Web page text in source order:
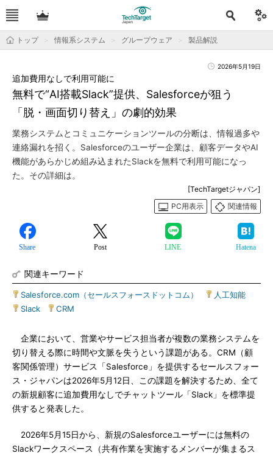
トップ 情報系システム グループウェア 製品解説
2026年5月19日
無料で“AI搭載Slack”提供、Salesforceが狙う
「脱・画面切り替え」の劇的効果
追加費用なしで利用可能に
業務システムとコミュニケーションツールの分断は、情報過多や
連絡漏れを招く。Salesforceのユーザー企業は、顧客データやAI
機能があらかじめ組み込まれたSlackを無料で利用可能になっ
た。その詳細は。
[TechTargetジャパン]
PC用表示
関連情報
Share Post LINE Hatena
関連キーワード
Salesforce.com（セールスフォースドットコム） 人工知能
Slack
CRM
企業において、営業やサービス担当者が複数の業務システムを
切り替える際に時間や文脈を失うという課題がある。CRM（顧
客関係管理）サービス「Salesforce」を提供するセールスフォー
ス・ジャパンは2026年5月12日、この課題を解決するため、全て
の新規顧客に追加費用なしでチャットツール「Slack」を標準提
供すると発表した。
2026年5月15日から、新規のSalesforceユーザーには無料の
Slackワークスペース（共有作業を実施するメンバーが集まるス